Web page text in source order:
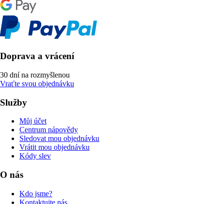
Doprava a vrácení
30 dní na rozmyšlenou
Vraťte svou objednávku
Služby
Můj účet
Centrum nápovědy
Sledovat mou objednávku
Vrátit mou objednávku
Kódy slev
O nás
Kdo jsme?
Kontaktujte nás